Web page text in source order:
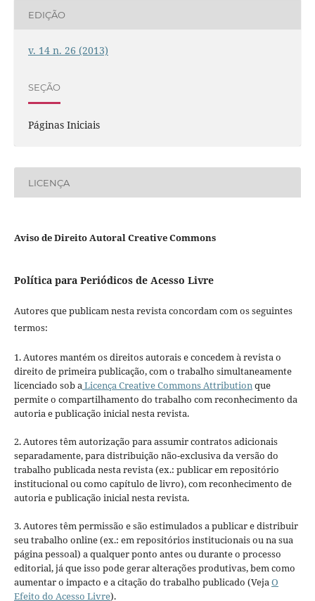
EDIÇÃO
v. 14 n. 26 (2013)
SEÇÃO
Páginas Iniciais
LICENÇA
Aviso de Direito Autoral Creative Commons
Política para Periódicos de Acesso Livre
Autores que publicam nesta revista concordam com os seguintes
termos:
1. Autores mantém os direitos autorais e concedem à revista o
direito de primeira publicação, com o trabalho simultaneamente
licenciado sob a Licença Creative Commons Attribution que
permite o compartilhamento do trabalho com reconhecimento da
autoria e publicação inicial nesta revista.
2. Autores têm autorização para assumir contratos adicionais
separadamente, para distribuição não-exclusiva da versão do
trabalho publicada nesta revista (ex.: publicar em repositório
institucional ou como capítulo de livro), com reconhecimento de
autoria e publicação inicial nesta revista.
3. Autores têm permissão e são estimulados a publicar e distribuir
seu trabalho online (ex.: em repositórios institucionais ou na sua
página pessoal) a qualquer ponto antes ou durante o processo
editorial, já que isso pode gerar alterações produtivas, bem como
aumentar o impacto e a citação do trabalho publicado (Veja O
Efeito do Acesso Livre).